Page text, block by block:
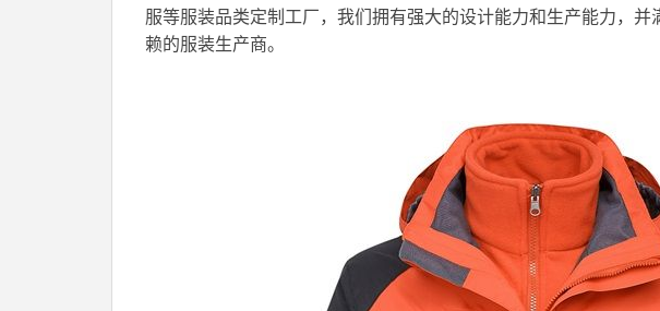
服等服装品类定制工厂，我们拥有强大的设计能力和生产能力，
赖的服装生产商。